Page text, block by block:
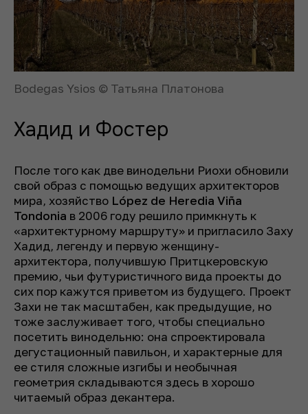
Bodegas Ysios © Татьяна Платонова
Хадид и Фостер
После того как две винодельни Риохи обновили
свой образ с помощью ведущих архитекторов
мира, хозяйство López de Heredia Viña
Tondonia в 2006 году решило примкнуть к
«архитектурному маршруту» и пригласило Заху
Хадид, легенду и первую женщину-
архитектора, получившую Притцкеровскую
премию, чьи футуристичного вида проекты до
сих пор кажутся приветом из будущего. Проект
Захи не так масштабен, как предыдущие, но
тоже заслуживает того, чтобы специально
посетить винодельню: она спроектировала
дегустационный павильон, и характерные для
ее стиля сложные изгибы и необычная
геометрия складываются здесь в хорошо
читаемый образ декантера.